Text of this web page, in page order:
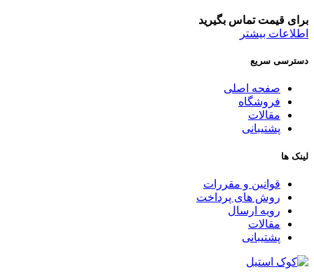
برای قیمت تماس بگیرید
اطلاعات بیشتر
دسترسی سریع
صفحه اصلی
فروشگاه
مقالات
پشتیبانی
لینک ها
قوانین و مقررات
روش های پرداخت
رویه ارسال
مقالات
پشتیبانی